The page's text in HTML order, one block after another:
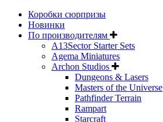
Коробки сюрпризы
Новинки
По производителям
A13Sector Starter Sets
Agema Miniatures
Archon Studios
Dungeons & Lasers
Masters of the Universe
Pathfinder Terrain
Rampart
Starcraft